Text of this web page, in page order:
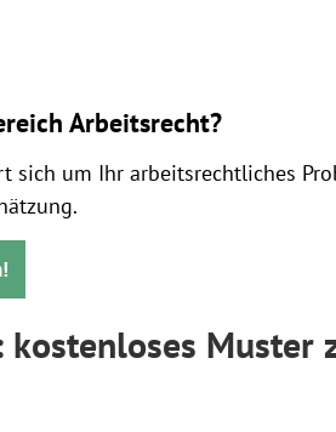
Arbeitsrecht?
um Ihr arbeitsrechtliches
Muster